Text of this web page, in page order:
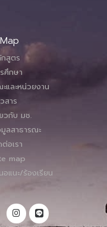
สูตร
ศึกษา
และหน่วยงาน
สาร
วกับ มช.
ลสาธารณะ
อเรา
map
อแนะ/ร้องเรียน